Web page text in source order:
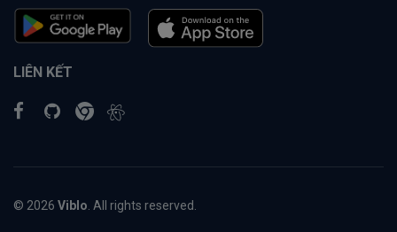
LIÊN KẾT
© 2026 Viblo . All rights reserved.